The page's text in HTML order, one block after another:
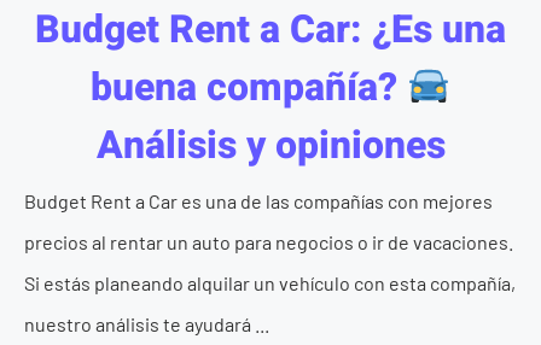
Budget Rent a Car: ¿Es una
buena compañía?
Análisis y opiniones
Budget Rent a Car es una de las compañías con mejores
precios al rentar un auto para negocios o ir de vacaciones.
Si estás planeando alquilar un vehículo con esta compañía,
nuestro análisis te ayudará ...